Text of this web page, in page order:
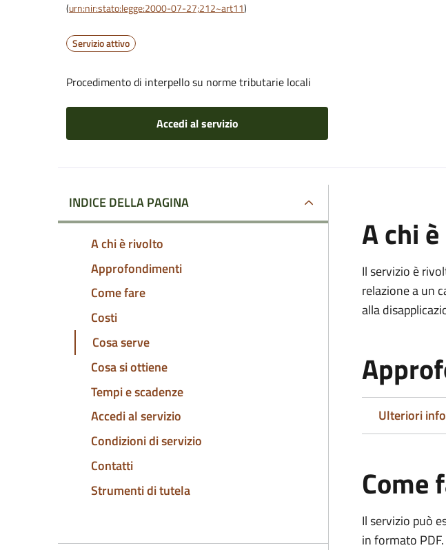
(urn:nir:stato:legge:2000-07-27;212~art11)
Servizio attivo
Procedimento di interpello su norme tributarie locali
Accedi al servizio
INDICE DELLA PAGINA
A chi è rivolto
Approfondimenti
Come fare
Costi
Cosa serve
Cosa si ottiene
Tempi e scadenze
Accedi al servizio
Condizioni di servizio
Contatti
Strumenti di tutela
A chi
Il servizio è
relazione a un
alla
Ulteriori
Come
Il servizio può
in formato PDF.